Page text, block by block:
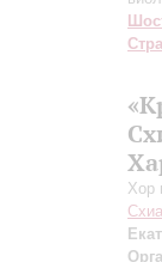
Хор